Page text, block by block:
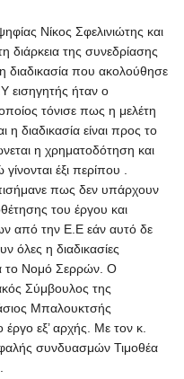
Νίκος Σφελινιώτης και
της συνεδρίασης
διαδικασία που ακολούθησε
εισηγητής ήταν ο
τόνισε πως η μελέτη
η διαδικασία είναι προς το
η χρηματοδότηση και
έξι περίπου .
πως δεν υπάρχουν
του έργου και
από την Ε.Ε εάν αυτό δε
όλες η διαδικασίες
το Νομό Σερρών. Ο
Σύμβουλος της
Μπαλουκτσής
εξ’ αρχής. Με τον κ.
συνδυασμών Τιμοθέα